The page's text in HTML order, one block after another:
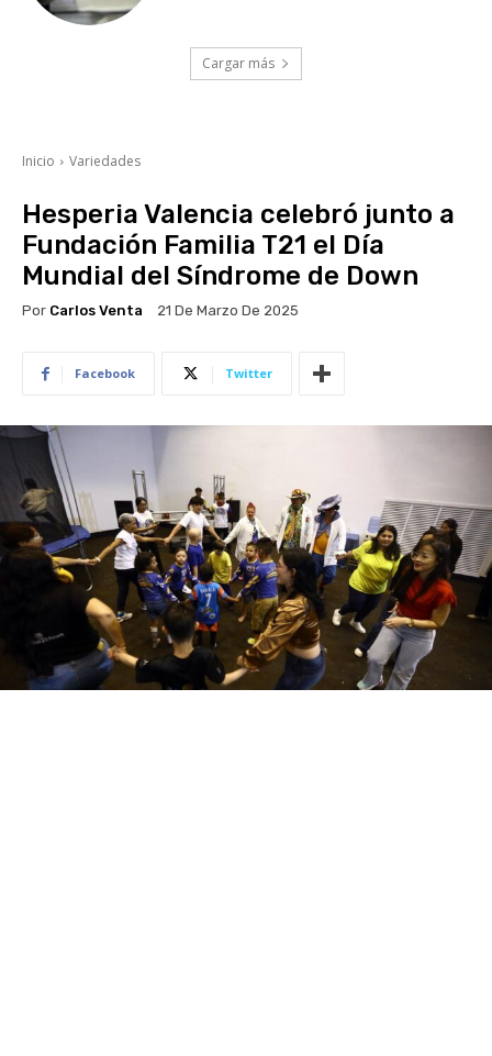
Cargar más